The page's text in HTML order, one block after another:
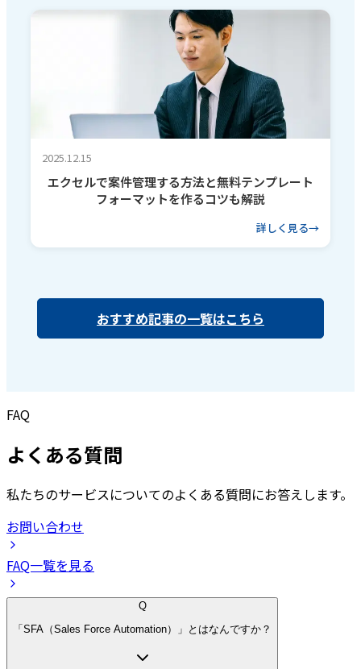
2025.12.15
エクセルで案件管理する方法と無料テンプレート
フォーマットを作るコツも解説
詳しく見る
おすすめ記事の一覧はこちら
FAQ
よくある質問
私たちのサービスについてのよくある質問にお答えします。
お問い合わせ
FAQ一覧を見る
Q
「SFA（Sales Force Automation）」とはなんですか？